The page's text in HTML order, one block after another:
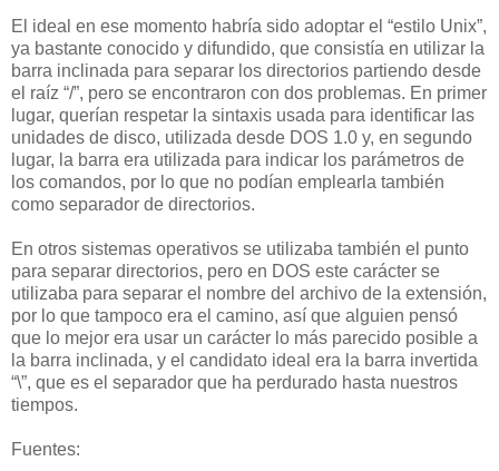
El ideal en ese momento habría sido adoptar el “estilo Unix”,
ya bastante conocido y difundido, que consistía en utilizar la
barra inclinada para separar los directorios partiendo desde
el raíz “/”, pero se encontraron con dos problemas. En primer
lugar, querían respetar la sintaxis usada para identificar las
unidades de disco, utilizada desde DOS 1.0 y, en segundo
lugar, la barra era utilizada para indicar los parámetros de
los comandos, por lo que no podían emplearla también
como separador de directorios.
En otros sistemas operativos se utilizaba también el punto
para separar directorios, pero en DOS este carácter se
utilizaba para separar el nombre del archivo de la extensión,
por lo que tampoco era el camino, así que alguien pensó
que lo mejor era usar un carácter lo más parecido posible a
la barra inclinada, y el candidato ideal era la barra invertida
“\”, que es el separador que ha perdurado hasta nuestros
tiempos.
Fuentes: